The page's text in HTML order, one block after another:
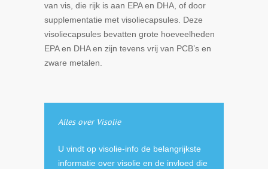
van vis, die rijk is aan EPA en DHA, of door
supplementatie met visoliecapsules. Deze
visoliecapsules bevatten grote hoeveelheden
EPA en DHA en zijn tevens vrij van PCB’s en
zware metalen.
Alles over Visolie
U vindt op visolie-info de belangrijkste
informatie over visolie en de invloed die